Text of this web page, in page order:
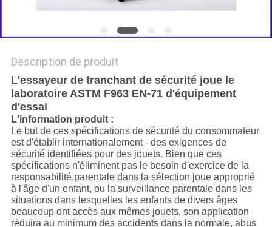
Description de produit
L'essayeur de tranchant de sécurité joue le
laboratoire ASTM F963 EN-71 d'équipement
d'essai
L'information produit :
Le but de ces spécifications de sécurité du consommateur
est d'établir internationalement - des exigences de
sécurité identifiées pour des jouets. Bien que ces
spécifications n'éliminent pas le besoin d'exercice de la
responsabilité parentale dans la sélection joue approprié
à l'âge d'un enfant, ou la surveillance parentale dans les
situations dans lesquelles les enfants de divers âges
beaucoup ont accès aux mêmes jouets, son application
réduira au minimum des accidents dans la normale, abus